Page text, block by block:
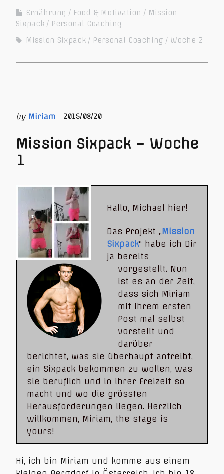
Ernährung Food & Motivation
Mission
Sixpack
Personal Coaching
Mission Sixpack
Personal Coaching Woche 2
by Miriam 2015/08/20
Mission Sixpack – Woche
1
Hallo, Michael hier!
Das Projekt „Mission
Sixpack“ habe ich Dir
ja bereits
vorgestellt. Nun
ist es an der Zeit,
dass sich Miriam
mit ihrem ersten
Post mal selbst
vorstellt und
darüber
berichtet, was sie überhaupt antreibt,
ein Sixpack bekommen zu wollen, was
sie beruflich und in ihrer Freizeit so
macht und wo die grössten
Herausforderungen liegen. Herzlich
willkommen, Miriam, the stage is
yours!
Hi, ich bin Miriam und komme aus einem